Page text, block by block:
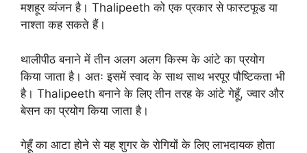
मशहूर व्यंजन है। Thalipeeth को एक प्रकार से फास्टफूड या
नाश्ता कह सकते हैं।
थालीपीठ बनाने में तीन अलग अलग किस्म के आंटे का प्रयोग
किया जाता है। अतः इसमें स्वाद के साथ साथ भरपूर पौष्टिकता भी
है। Thalipeeth बनाने के लिए तीन तरह के आंटे गेहूँ, ज्वार और
बेसन का प्रयोग किया जाता है।
गेहूँ का आटा होने से यह शुगर के रोगियों के लिए लाभदायक होता